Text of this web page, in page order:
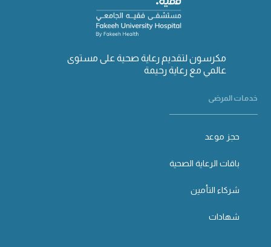
مكرسون لتقديم رعاية صحية على مستوى
عالمي مع رعاية رحيمة
خدمات المرضى
حجز موعد
باقات الرعاية الصحية
شركاء التأمين
شهادات